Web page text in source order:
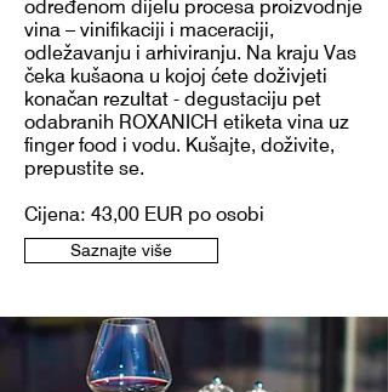
određenom dijelu procesa proizvodnje
vina – vinifikaciji i maceraciji,
odležavanju i arhiviranju. Na kraju Vas
čeka kušaona u kojoj ćete doživjeti
konačan rezultat - degustaciju pet
odabranih ROXANICH etiketa vina uz
finger food i vodu. Kušajte, doživite,
prepustite se.
Cijena: 43,00 EUR po osobi
Saznajte više